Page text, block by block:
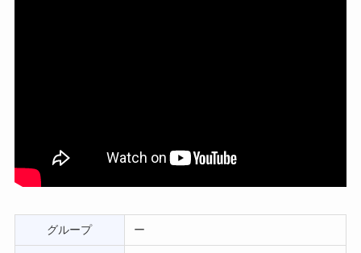
グループ ー